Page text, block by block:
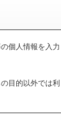
個人情報を入力
目的以外では利